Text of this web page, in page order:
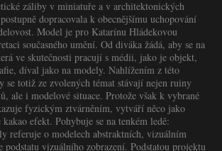
záliby v miniatuře a v architektonických
dopracovala k obecnějšímu uchopování
Model je pro Katarínu Hládekovou
současného umění. Od diváka žádá, aby se na
ve skutečnosti pracují s médii, jako je objekt,
díval jako na modely. Nahlížením z této
se totiž ze zvolených témat stávají nejen ruiny
ale i modelové situace. Protože však k vybrané
fyzickým ztvárněním, vytváří něco jako
efekt. Pohybuje se na tenkém ledě:
referuje o modelech abstraktních, vizuálním
podstatu vizuálního zobrazení. Podstatou projektu